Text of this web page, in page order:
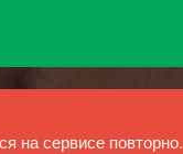
на сервисе повторно.